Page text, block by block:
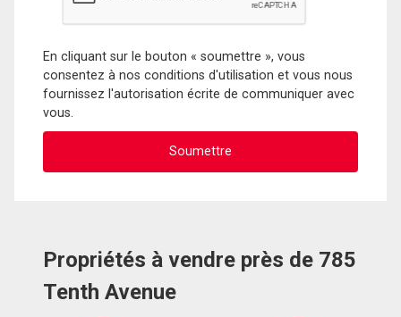
En cliquant sur le bouton « soumettre », vous
consentez à nos conditions d'utilisation et vous nous
fournissez l'autorisation écrite de communiquer avec
vous.
Propriétés à vendre près de 785
Tenth Avenue